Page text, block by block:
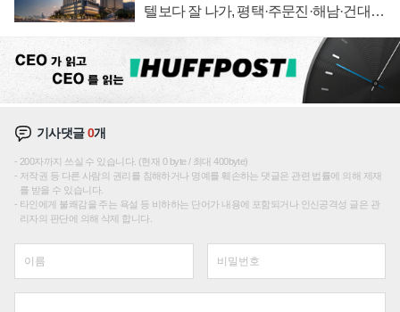
텔보다 잘 나가, 평택·주문진·해남·건대로
기사댓글0개
200자까지 쓰실 수 있습니다. (현재 0 byte / 최대 400byte)
저작권 등 다른 사람의 권리를 침해하거나 명예를 훼손하는 댓글은 관련 법률에 의해 제재
를 받을 수 있습니다.
타인에게 불쾌감을 주는 욕설 등 비하하는 단어가 내용에 포함되거나 인신공격성 글은 관
리자의 판단에 의해 삭제 합니다.